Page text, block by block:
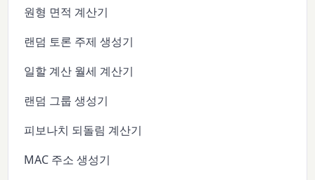
원형 면적 계산기
랜덤 토론 주제 생성기
일할 계산 월세 계산기
랜덤 그룹 생성기
피보나치 되돌림 계산기
MAC 주소 생성기